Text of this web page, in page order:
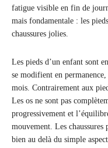
fatigue visible en fin de
mais fondamentale : les
chaussures jolies.
Les pieds d’un enfant sont
se modifient en
mois. Contrairement aux
Les os ne sont pas
progressivement et
mouvement. Les
bien au delà du simple